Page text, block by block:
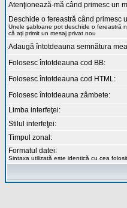
Atenţionează-mă când primesc un
Deschide o fereastră când primesc
Unele şabloane pot deschide o fereastră
că aţi primit un mesaj privat nou
Adaugă întotdeauna semnătura
Folosesc întotdeauna cod BB:
Folosesc întotdeauna cod HTML:
Folosesc întotdeauna zâmbete:
Limba interfeţei:
Stilul interfeţei:
Timpul zonal:
Formatul datei:
Sintaxa utilizată este identică cu cea